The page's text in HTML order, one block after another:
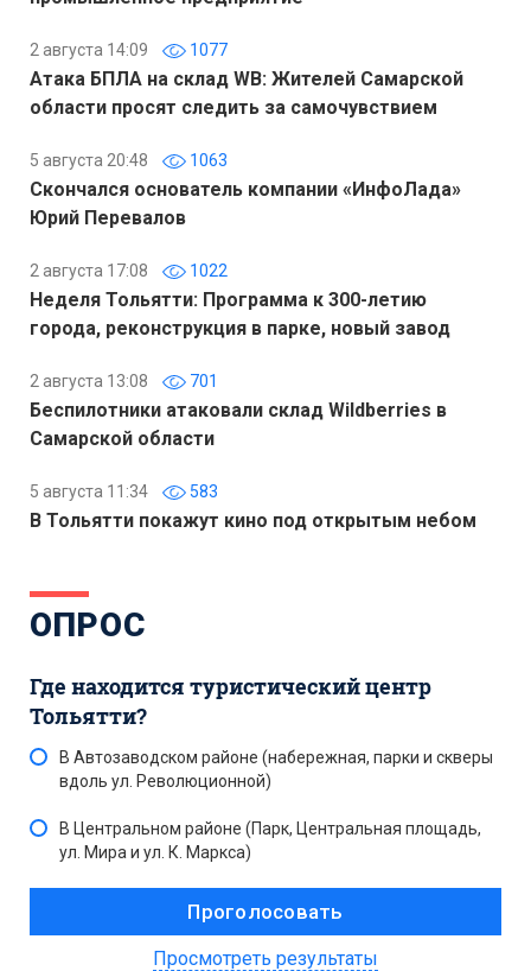
2 августа 14:09 1077
Атака БПЛА на склад WB: Жителей Самарской
области просят следить за самочувствием
5 августа 20:48 1063
Скончался основатель компании «ИнфоЛада»
Юрий Перевалов
2 августа 17:08 1022
Неделя Тольятти: Программа к 300-летию
города, реконструкция в парке, новый завод
2 августа 13:08 701
Беспилотники атаковали склад Wildberries в
Самарской области
5 августа 11:34 583
В Тольятти покажут кино под открытым небом
ОПРОС
Где находится туристический центр
Тольятти?
В Автозаводском районе (набережная, парки и скверы
вдоль ул. Революционной)
В Центральном районе (Парк, Центральная площадь,
ул. Мира и ул. К. Маркса)
Просмотреть результаты